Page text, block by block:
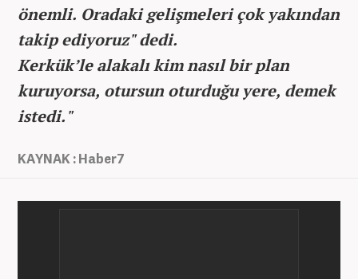
önemli. Oradaki gelişmeleri çok yakından
takip ediyoruz" dedi.
Kerkük’le alakalı kim nasıl bir plan
kuruyorsa, otursun oturduğu yere, demek
istedi."
KAYNAK : Haber7